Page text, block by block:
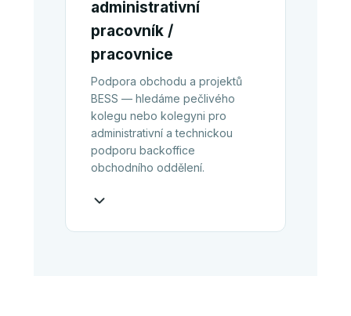
administrativní
pracovník /
pracovnice
Podpora obchodu a projektů
BESS — hledáme pečlivého
kolegu nebo kolegyni pro
administrativní a technickou
podporu backoffice
obchodního oddělení.